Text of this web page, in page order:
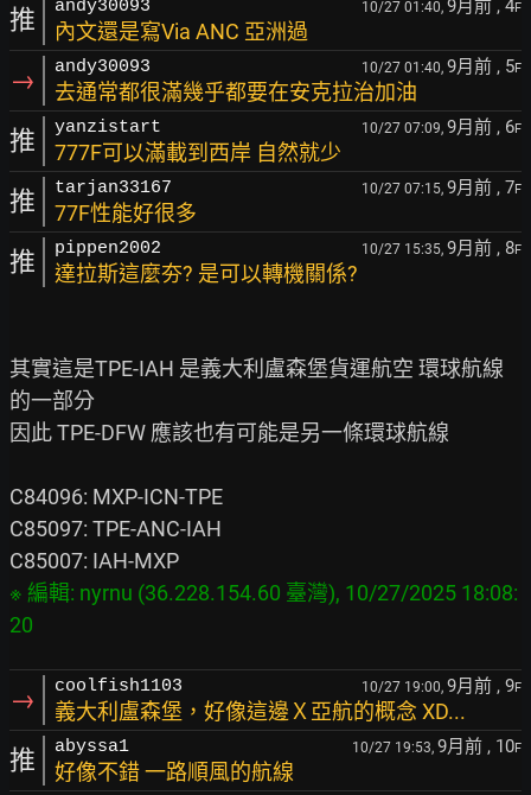
推 andy30093 10/27 01:40, 9月前 , 4F
內文還是寫Via ANC 亞洲過
→ andy30093 10/27 01:40, 9月前 , 5F
去通常都很滿幾乎都要在安克拉治加油
推 yanzistart 10/27 07:09, 9月前 , 6F
777F可以滿載到西岸 自然就少
推 tarjan33167 10/27 07:15, 9月前 , 7F
77F性能好很多
推 pippen2002 10/27 15:35, 9月前 , 8F
達拉斯這麼夯? 是可以轉機關係?
其實這是TPE-IAH 是義大利盧森堡貨運航空 環球航線
的一部分
因此 TPE-DFW 應該也有可能是另一條環球航線
C84096: MXP-ICN-TPE
C85097: TPE-ANC-IAH
※ 編輯: nyrnu (36.228.154.60 臺灣), 10/27/2025 18:08:
→ coolfish1103 10/27 19:00, 9月前 , 9F
義大利盧森堡，好像這邊Ｘ亞航的概念 XD...
推 abyssa1 10/27 19:53, 9月前 , 10F
好像不錯 一路順風的航線